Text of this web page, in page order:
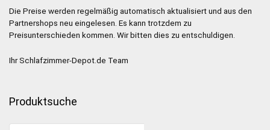
Die Preise werden regelmäßig automatisch aktualisiert und aus den
Partnershops neu eingelesen. Es kann trotzdem zu
Preisunterschieden kommen. Wir bitten dies zu entschuldigen.
Ihr Schlafzimmer-Depot.de Team
Produktsuche